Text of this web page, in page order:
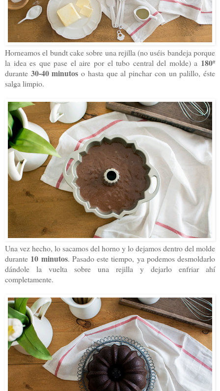
Horneamos el bundt cake sobre una rejilla (no uséis bandeja porque
la idea es que pase el aire por el tubo central del molde) a 180º
durante 30-40 minutos o hasta que al pinchar con un palillo, éste
salga limpio.
Una vez hecho, lo sacamos del horno y lo dejamos dentro del molde
durante 10 minutos. Pasado este tiempo, ya podemos desmoldarlo
dándole la vuelta sobre una rejilla y dejarlo enfriar ahí
completamente.